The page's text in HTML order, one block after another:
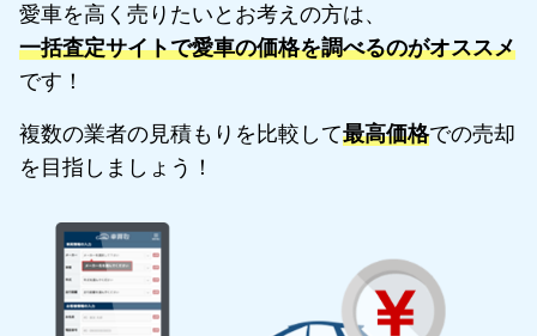
愛車を高く売りたいとお考えの方は、
一括査定サイトで愛車の価格を調べるのがオススメ
です！
複数の業者の見積もりを比較して最高価格での売却
を目指しましょう！